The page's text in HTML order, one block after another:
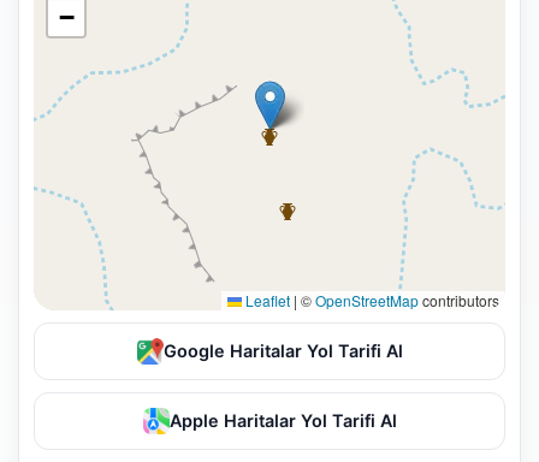
−
Leaflet | ©OpenStreetMapcontributors
Google Haritalar Yol Tarifi Al
Apple Haritalar Yol Tarifi Al